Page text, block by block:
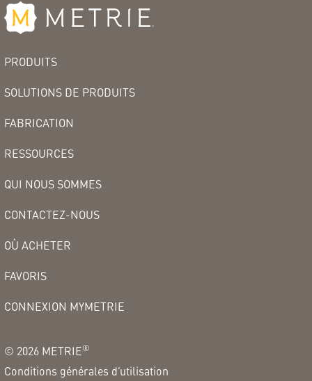
PRODUITS
SOLUTIONS DE PRODUITS
FABRICATION
RESSOURCES
QUI NOUS SOMMES
CONTACTEZ-NOUS
OÙ ACHETER
FAVORIS
CONNEXION MYMETRIE
© 2026 METRIE®
Conditions générales d’utilisation